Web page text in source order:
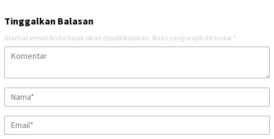
Tinggalkan Balasan
Alamat email Anda tidak akan dipublikasikan. Ruas yang wajib ditandai *